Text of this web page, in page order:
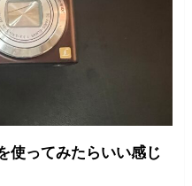
使ってみたらいい感じ